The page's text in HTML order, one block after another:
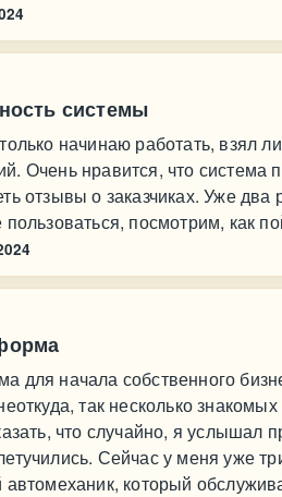
системы
начинаю работать, взял
Очень нравится, что система
отзывы о заказчиках. Уже
посмотрим, как
для начала собственного
так несколько
что случайно, я услышал
Сейчас у меня уже
автомеханик, который